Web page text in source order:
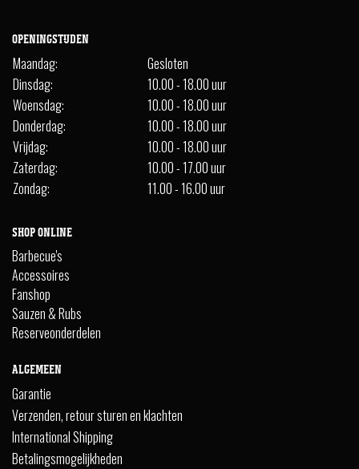
OPENINGSTIJDEN
Maandag:
Gesloten
Dinsdag:
10.00 - 18.00 uur
Woensdag:
10.00 - 18.00 uur
Donderdag:
10.00 - 18.00 uur
Vrijdag:
10.00 - 18.00 uur
Zaterdag:
10.00 - 17.00 uur
Zondag:
11.00 - 16.00 uur
SHOP ONLINE
Barbecue's
Accessoires
Fanshop
Sauzen & Rubs
Reserveonderdelen
ALGEMEEN
Garantie
Verzenden, retour sturen en klachten
International Shipping
Betalingsmogelijkheden